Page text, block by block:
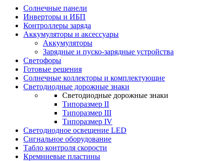
Солнечные панели
Инверторы и ИБП
Контроллеры заряда
Аккумуляторы и аксессуары
Аккумуляторы
Зарядные и пуско-зарядные устройства
Светофоры
Готовые решения
Солнечные коллекторы и комплектующие
Светодиодные дорожные знаки
Светодиодные дорожные знаки
Типоразмер II
Типоразмер III
Типоразмер IV
Светодиодное освещение LED
Сигнальное оборудование
Табло контроля скорости
Кремниевые пластины